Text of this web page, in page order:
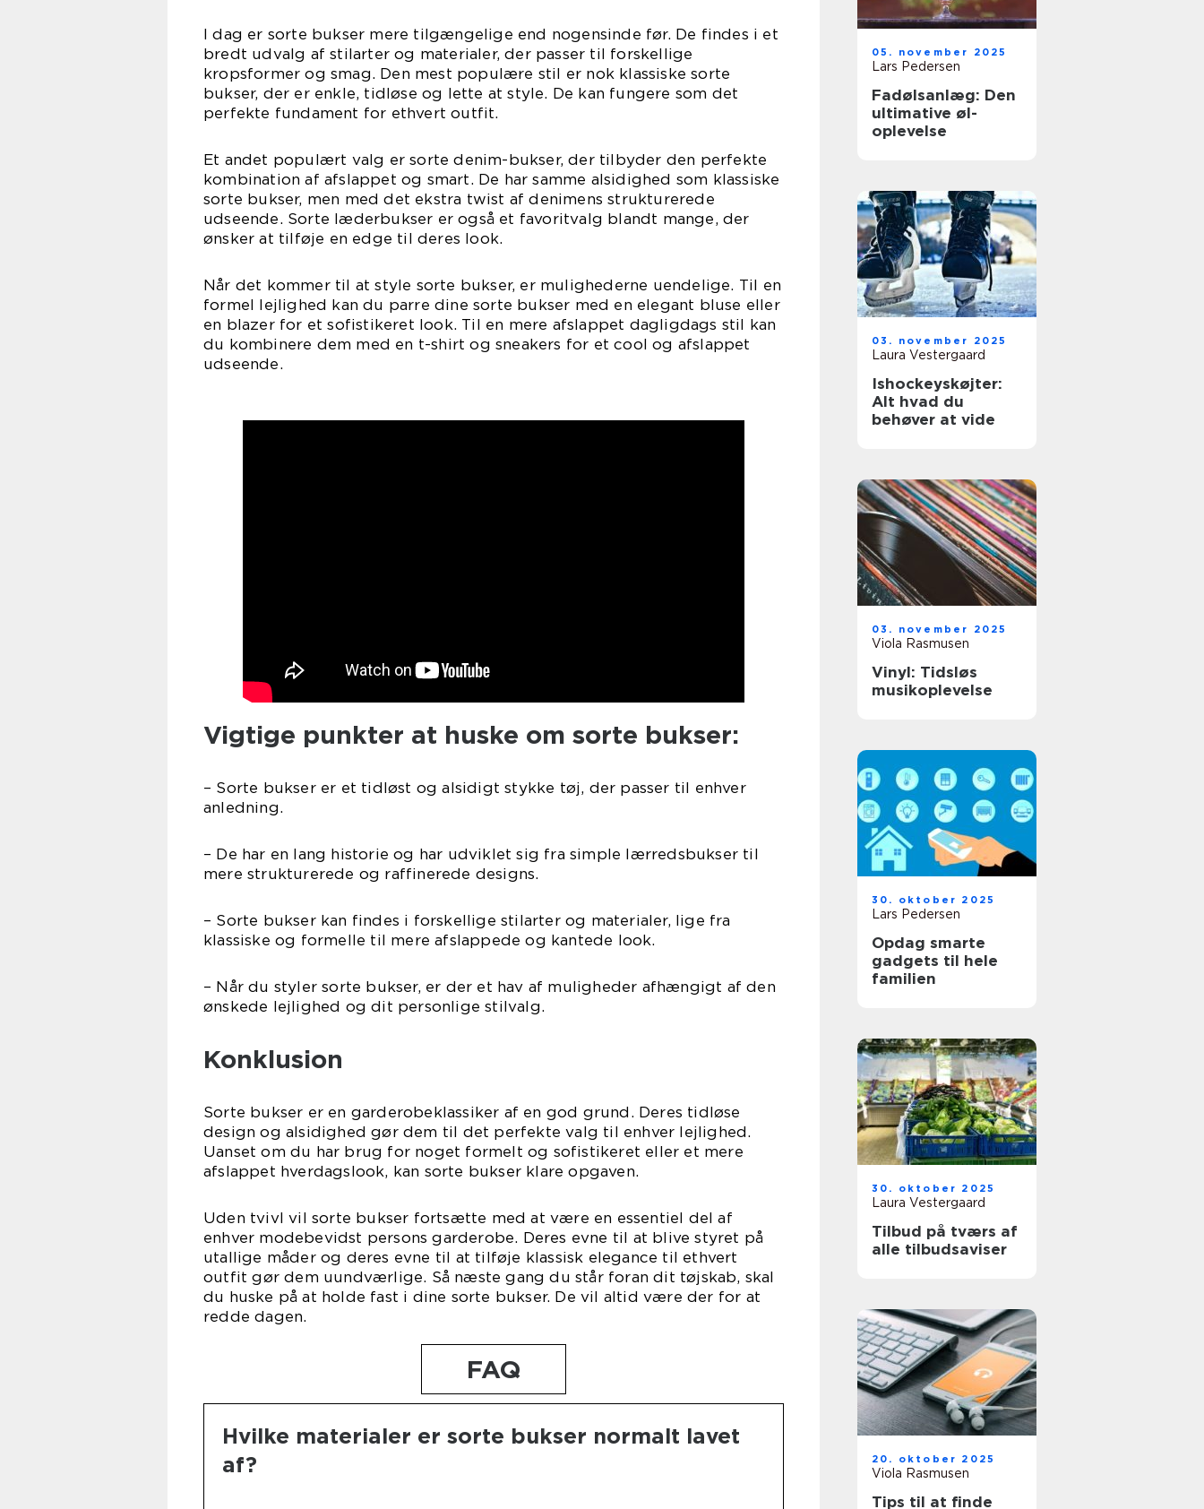
I dag er sorte bukser mere tilgængelige end nogensinde før. De findes i et
bredt udvalg af stilarter og materialer, der passer til forskellige
kropsformer og smag. Den mest populære stil er nok klassiske sorte
bukser, der er enkle, tidløse og lette at style. De kan fungere som det
perfekte fundament for ethvert outfit.
Et andet populært valg er sorte denim-bukser, der tilbyder den perfekte
kombination af afslappet og smart. De har samme alsidighed som klassiske
sorte bukser, men med det ekstra twist af denimens strukturerede
udseende. Sorte læderbukser er også et favoritvalg blandt mange, der
ønsker at tilføje en edge til deres look.
Når det kommer til at style sorte bukser, er mulighederne uendelige. Til en
formel lejlighed kan du parre dine sorte bukser med en elegant bluse eller
en blazer for et sofistikeret look. Til en mere afslappet dagligdags stil kan
du kombinere dem med en t-shirt og sneakers for et cool og afslappet
udseende.
Vigtige punkter at huske om sorte bukser:
– Sorte bukser er et tidløst og alsidigt stykke tøj, der passer til enhver
anledning.
– De har en lang historie og har udviklet sig fra simple lærredsbukser til
mere strukturerede og raffinerede designs.
– Sorte bukser kan findes i forskellige stilarter og materialer, lige fra
klassiske og formelle til mere afslappede og kantede look.
– Når du styler sorte bukser, er der et hav af muligheder afhængigt af den
ønskede lejlighed og dit personlige stilvalg.
Konklusion
Sorte bukser er en garderobeklassiker af en god grund. Deres tidløse
design og alsidighed gør dem til det perfekte valg til enhver lejlighed.
Uanset om du har brug for noget formelt og sofistikeret eller et mere
afslappet hverdagslook, kan sorte bukser klare opgaven.
Uden tvivl vil sorte bukser fortsætte med at være en essentiel del af
enhver modebevidst persons garderobe. Deres evne til at blive styret på
utallige måder og deres evne til at tilføje klassisk elegance til ethvert
outfit gør dem uundværlige. Så næste gang du står foran dit tøjskab, skal
du huske på at holde fast i dine sorte bukser. De vil altid være der for at
redde dagen.
FAQ
Hvilke materialer er sorte bukser normalt lavet
af?
05. november 2025
Lars Pedersen
Fadølsanlæg: Den
ultimative øl-
oplevelse
03. november 2025
Laura Vestergaard
Ishockeyskøjter:
Alt hvad du
behøver at vide
03. november 2025
Viola Rasmusen
Vinyl: Tidsløs
musikoplevelse
30. oktober 2025
Lars Pedersen
Opdag smarte
gadgets til hele
familien
30. oktober 2025
Laura Vestergaard
Tilbud på tværs af
alle tilbudsaviser
20. oktober 2025
Viola Rasmusen
Tips til at finde